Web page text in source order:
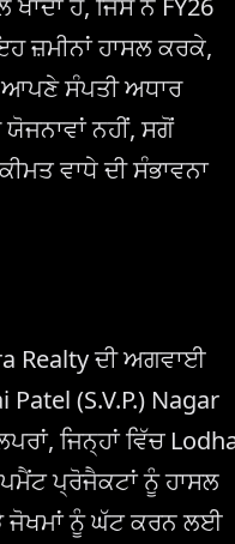
ਜ਼ਮੀਨਾਂ ਹਾਸਲ ਕਰਕੇ,
ਆਪਣੇ ਸੰਪਤੀ ਅਧਾਰ
ਨਹੀਂ, ਸਗੋਂ
ਵਾਧੇ ਦੀ ਸੰਭਾਵਨਾ
Realty ਦੀ ਅਗਵਾਈ
(S.V.P.) Nagar
ਜਿਨ੍ਹਾਂ ਵਿੱਚ
ਪ੍ਰੋਜੈਕਟਾਂ ਨੂੰ ਹਾਸਲ
ਜੋਖਮਾਂ ਨੂੰ ਘੱਟ ਕਰਨ ਲਈ